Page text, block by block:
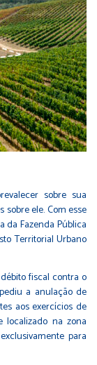
sobre sua
ele. Com esse
da Fazenda Pública
Territorial Urbano
fiscal contra o
a anulação de
aos exercícios de
localizado na zona
para